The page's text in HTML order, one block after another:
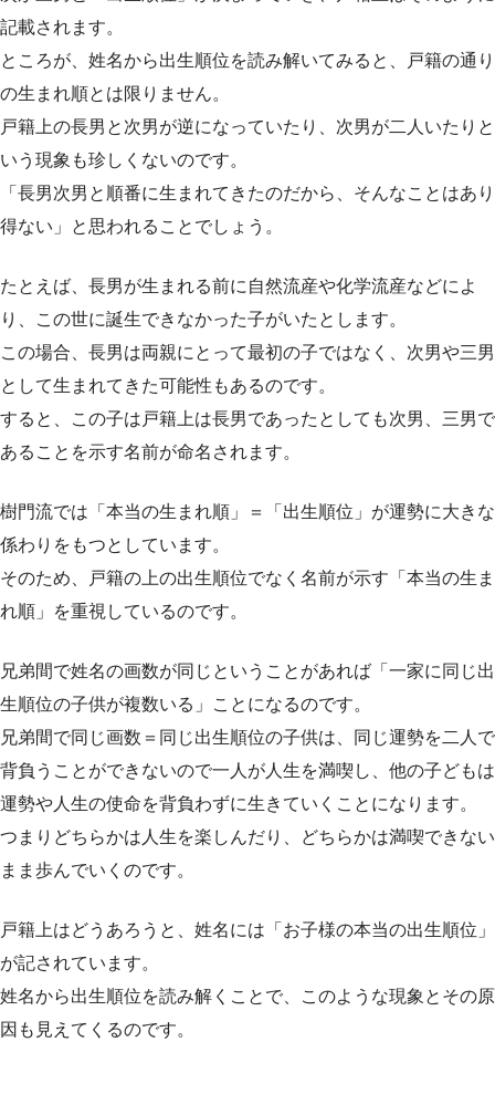
記載されます。
ところが、姓名から出生順位を読み解いてみると、戸籍の通り
の生まれ順とは限りません。
戸籍上の長男と次男が逆になっていたり、次男が二人いたりと
いう現象も珍しくないのです。
「長男次男と順番に生まれてきたのだから、そんなことはあり
得ない」と思われることでしょう。
たとえば、長男が生まれる前に自然流産や化学流産などによ
り、この世に誕生できなかった子がいたとします。
この場合、長男は両親にとって最初の子ではなく、次男や三男
として生まれてきた可能性もあるのです。
すると、この子は戸籍上は長男であったとしても次男、三男で
あることを示す名前が命名されます。
樹門流では「本当の生まれ順」＝「出生順位」が運勢に大きな
係わりをもつとしています。
そのため、戸籍の上の出生順位でなく名前が示す「本当の生ま
れ順」を重視しているのです。
兄弟間で姓名の画数が同じということがあれば「一家に同じ出
生順位の子供が複数いる」ことになるのです。
兄弟間で同じ画数＝同じ出生順位の子供は、同じ運勢を二人で
背負うことができないので一人が人生を満喫し、他の子どもは
運勢や人生の使命を背負わずに生きていくことになります。
つまりどちらかは人生を楽しんだり、どちらかは満喫できない
まま歩んでいくのです。
戸籍上はどうあろうと、姓名には「お子様の本当の出生順位」
が記されています。
姓名から出生順位を読み解くことで、このような現象とその原
因も見えてくるのです。